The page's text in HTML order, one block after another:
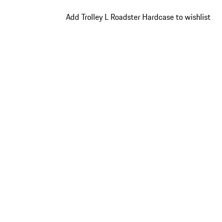
Add Trolley L Roadster Hardcase to wishlist